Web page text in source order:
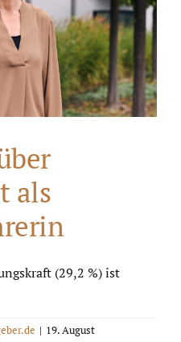
als
(29,2 %) ist
| 19. August